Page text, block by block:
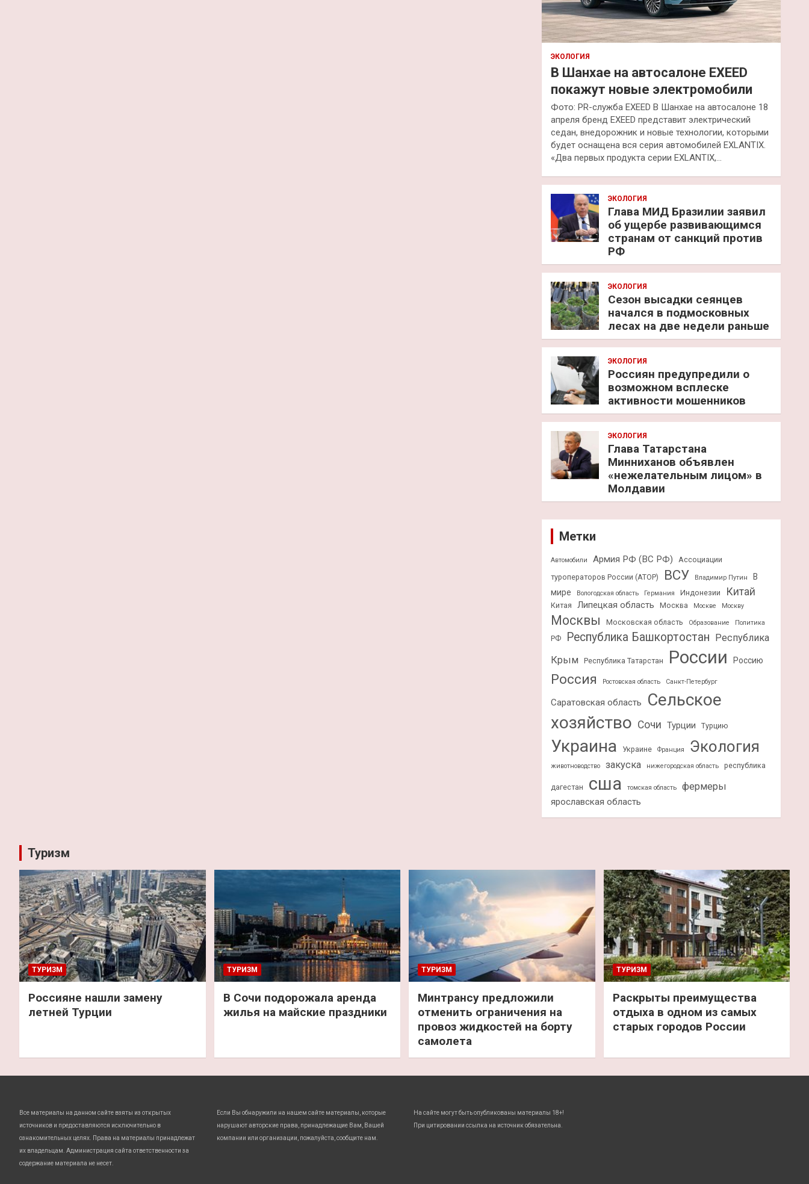
ЭКОЛОГИЯ
В Шанхае на автосалоне EXEED
покажут новые электромобили
Фото: PR-служба EXEED В Шанхае на автосалоне 18
апреля бренд EXEED представит электрический
седан, внедорожник и новые технологии, которыми
будет оснащена вся серия автомобилей EXLANTIX.
«Два первых продукта серии EXLANTIX,…
ЭКОЛОГИЯ
Глава МИД Бразилии заявил
об ущербе развивающимся
странам от санкций против
РФ
ЭКОЛОГИЯ
Сезон высадки сеянцев
начался в подмосковных
лесах на две недели раньше
ЭКОЛОГИЯ
Россиян предупредили о
возможном всплеске
активности мошенников
ЭКОЛОГИЯ
Глава Татарстана
Минниханов объявлен
«нежелательным лицом» в
Молдавии
Метки
Автомобили Армия РФ (ВС РФ)
Ассоциации
туроператоров России (АТОР)
ВСУ Владимир Путин
В
мире
Вологодская область Германия Индонезии Китай
Китая Липецкая область Москва Москве Москву
Москвы Московская область Образование Политика
РФ Республика Башкортостан Республика
Крым
Республика Татарстан России Россию
Россия Ростовская область Санкт-Петербург
Саратовская область
Сельское
хозяйство Сочи Турции Турцию
Украина Украине Франция Экология
животноводство закуска нижегородская область республика
дагестан сша томская область фермеры
ярославская область
Туризм
ТУРИЗМ
Россияне нашли замену
летней Турции
ТУРИЗМ
В Сочи подорожала аренда
жилья на майские праздники
ТУРИЗМ
Минтрансу предложили
отменить ограничения на
провоз жидкостей на борту
самолета
ТУРИЗМ
Раскрыты преимущества
отдыха в одном из самых
старых городов России
Все материалы на данном сайте взяты из открытых
источников и предоставляются исключительно в
ознакомительных целях. Права на материалы принадлежат
их владельцам. Администрация сайта ответственности за
содержание материала не несет.
Если Вы обнаружили на нашем сайте материалы, которые
нарушают авторские права, принадлежащие Вам, Вашей
компании или организации, пожалуйста, сообщите нам.
На сайте могут быть опубликованы материалы 18+!
При цитировании ссылка на источник обязательна.